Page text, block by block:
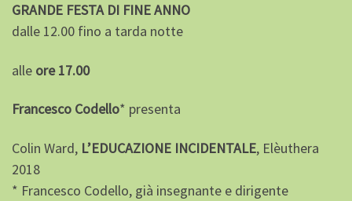
GRANDE FESTA DI FINE ANNO
dalle 12.00 fino a tarda notte
alle ore 17.00
Francesco Codello* presenta
Colin Ward, L’EDUCAZIONE INCIDENTALE, Elèuthera
2018
* Francesco Codello, già insegnante e dirigente